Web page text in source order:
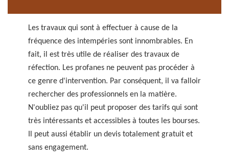
Les travaux qui sont à effectuer à cause de la
fréquence des intempéries sont innombrables. En
fait, il est très utile de réaliser des travaux de
réfection. Les profanes ne peuvent pas procéder à
ce genre d'intervention. Par conséquent, il va falloir
rechercher des professionnels en la matière.
N'oubliez pas qu'il peut proposer des tarifs qui sont
très intéressants et accessibles à toutes les bourses.
Il peut aussi établir un devis totalement gratuit et
sans engagement.